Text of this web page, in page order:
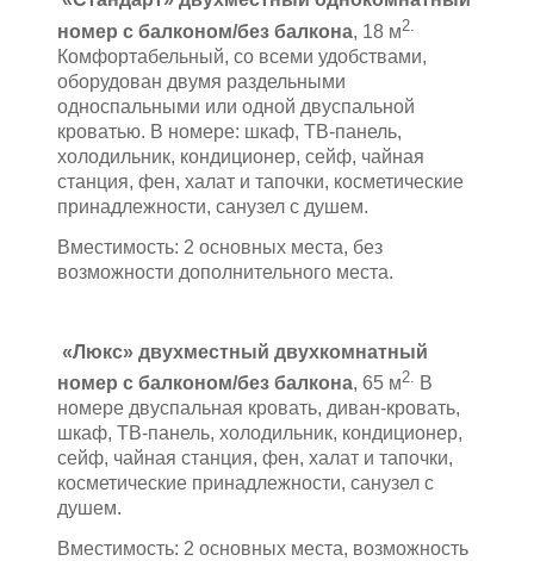
номер с балконом/без балкона, 18 м2.
Комфортабельный, со всеми удобствами,
оборудован двумя раздельными
односпальными или одной двуспальной
кроватью. В номере: шкаф, ТВ-панель,
холодильник, кондиционер, сейф, чайная
станция, фен, халат и тапочки, косметические
принадлежности, санузел с душем.
Вместимость: 2 основных места, без
возможности дополнительного места.
«Люкс» двухместный двухкомнатный
номер с балконом/без балкона, 65 м2.
В
номере двуспальная кровать, диван-кровать,
шкаф, ТВ-панель, холодильник, кондиционер,
сейф, чайная станция, фен, халат и тапочки,
косметические принадлежности, санузел с
душем.
Вместимость: 2 основных места, возможность